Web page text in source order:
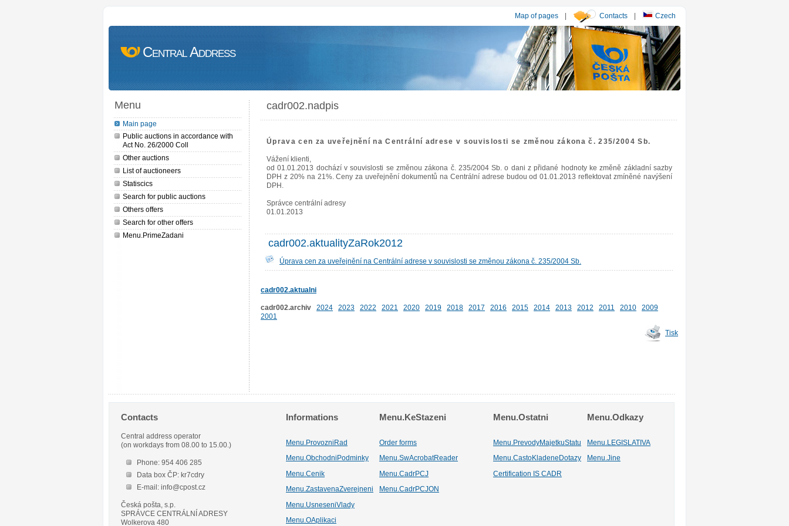
Map of pages | Contacts | Czech
Central Address
Menu
Main page
Public auctions in accordance with
Act No. 26/2000 Coll
Other auctions
List of auctioneers
Statiscics
Search for public auctions
Others offers
Search for other offers
Menu.PrimeZadani
cadr002.nadpis
Úprava cen za uveřejnění na Centrální adrese v souvislosti se změnou zákona č. 235/2004 Sb.
Vážení klienti,
od 01.01.2013 dochází v souvislosti se změnou zákona č. 235/2004 Sb. o dani z přidané hodnoty ke změně základní sazby
DPH z 20% na 21%. Ceny za uveřejnění dokumentů na Centrální adrese budou od 01.01.2013 reflektovat zmíněné navýšení
DPH.
Správce centrální adresy
01.01.2013
cadr002.aktualityZaRok2012
Úprava cen za uveřejnění na Centrální adrese v souvislosti se změnou zákona č. 235/2004 Sb.
cadr002.aktualni
cadr002.archiv 2024 2023 2022 2021 2020 2019 2018 2017 2016 2015 2014 2013 2012 2011 2010
2009
2001
Tisk
Contacts
Central address operator
(on workdays from 08.00 to 15.00.)
Phone: 954 406 285
Data box ČP: kr7cdry
E-mail: info@cpost.cz
Česká pošta, s.p.
SPRÁVCE CENTRÁLNÍ ADRESY
Wolkerova 480
Informations Menu.KeStazeni Menu.Ostatni Menu.Odkazy
Menu.ProvozniRad Order forms Menu.PrevodyMajetkuStatu
Menu.LEGISLATIVA
Menu.ObchodniPodminky
Menu.SwAcrobatReader Menu.CastoKladeneDotazy Menu.Jine
Menu.Cenik Menu.CadrPCJ
Certification IS CADR
Menu.ZastavenaZverejneni
Menu.CadrPCJON
Menu.UsneseniVlady
Menu.OAplikaci